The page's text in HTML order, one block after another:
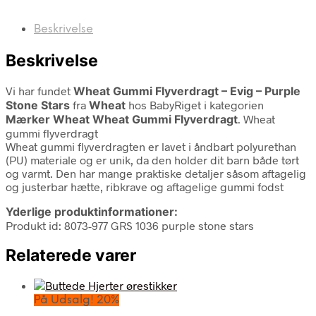
Beskrivelse
Beskrivelse
Vi har fundet Wheat Gummi Flyverdragt – Evig – Purple
Stone Stars fra Wheat hos BabyRiget i kategorien
Mærker Wheat Wheat Gummi Flyverdragt. Wheat
gummi flyverdragt
Wheat gummi flyverdragten er lavet i åndbart polyurethan
(PU) materiale og er unik, da den holder dit barn både tørt
og varmt. Den har mange praktiske detaljer såsom aftagelig
og justerbar hætte, ribkrave og aftagelige gummi fodst
Yderlige produktinformationer:
Produkt id: 8073-977 GRS 1036 purple stone stars
Relaterede varer
På Udsalg! 20%